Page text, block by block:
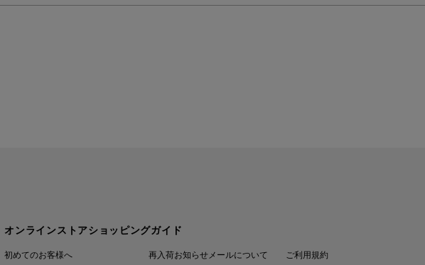
オンラインストアショッピングガイド
初めてのお客様へ 再入荷お知らせメールについて ご利用規約